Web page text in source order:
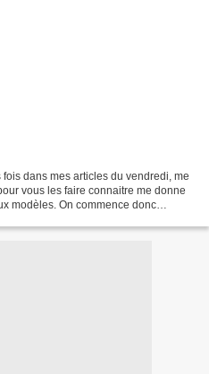
dans mes articles du vendredi, me
vous les faire connaitre me donne
modèles. On commence donc